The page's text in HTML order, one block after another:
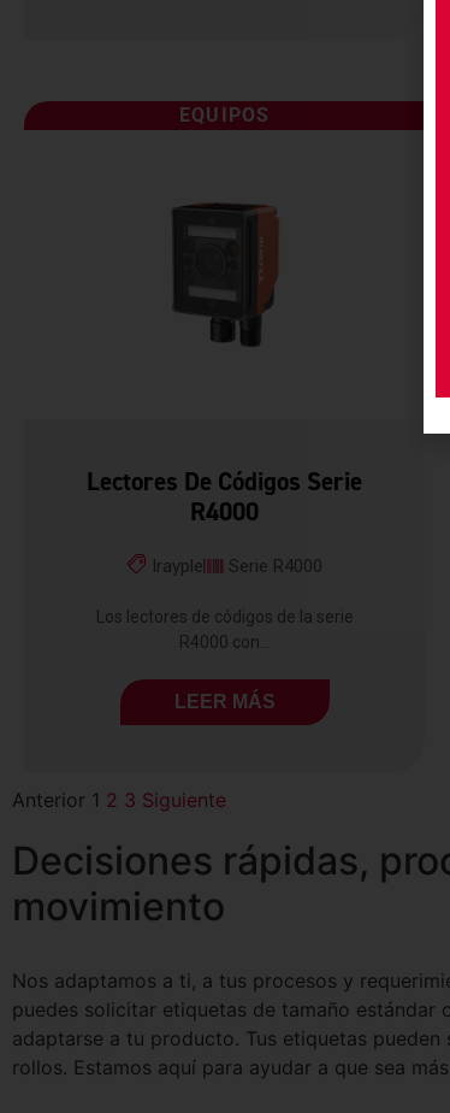
EQUIPOS
Lectores De Códigos Serie
R4000
Irayple Serie R4000
Los lectores de códigos de la serie
R4000 con...
LEER MÁS
Anterior 1 2 3 Siguiente
Decisiones rápidas,
movimiento
Nos adaptamos a ti, a tus procesos y
puedes solicitar etiquetas de tamaño estándar
adaptarse a tu producto. Tus etiquetas pueden
rollos. Estamos aquí para ayudar a que sea